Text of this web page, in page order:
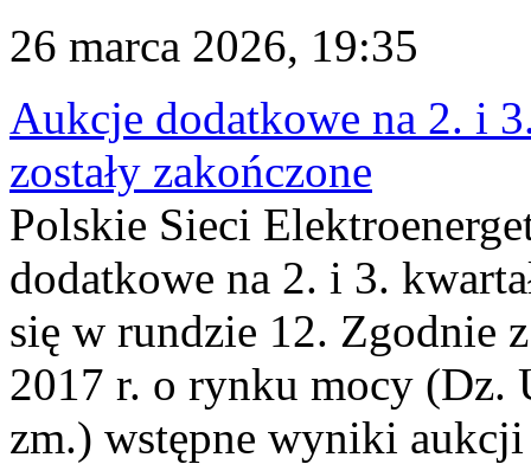
26 marca 2026, 19:35
Aukcje dodatkowe na 2. i
zostały zakończone
Polskie Sieci
dodatkowe na 2. i 3.
się w rundzie 12. Zgodnie
2017 r. o rynku mocy (Dz.
zm.) wstępne wyniki